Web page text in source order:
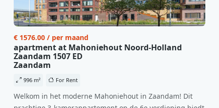
€ 1576.00 / per maand
apartment at Mahoniehout Noord-Holland
Zaandam 1507 ED
Zaandam
996 m² For Rent
Welkom in het moderne Mahoniehout in Zaandam! Dit